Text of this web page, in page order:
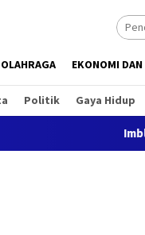
OLAHRAGA EKONOMI
Politik Gaya Hidup